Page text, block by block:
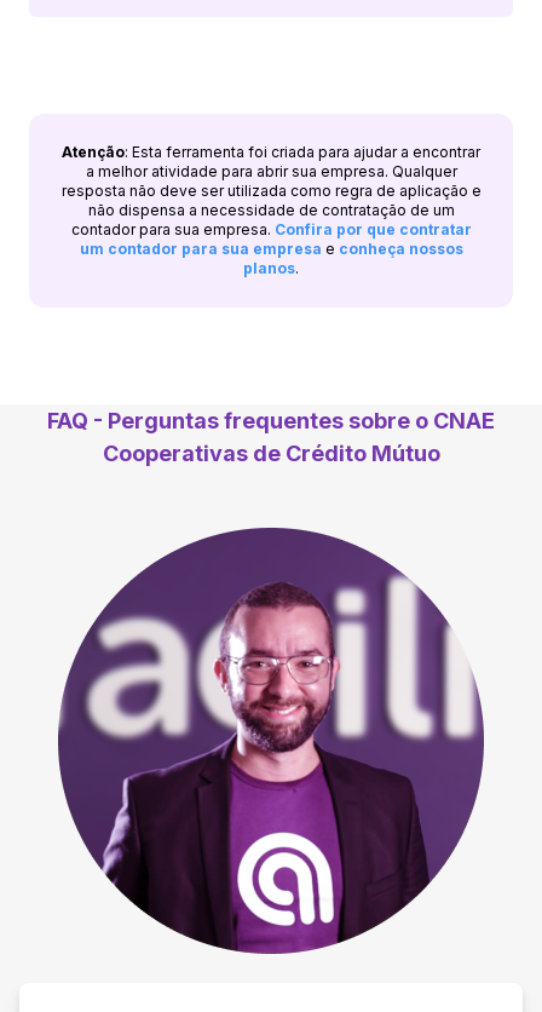
Atenção: Esta ferramenta foi criada para ajudar a encontrar
a melhor atividade para abrir sua empresa. Qualquer
resposta não deve ser utilizada como regra de aplicação e
não dispensa a necessidade de contratação de um
contador para sua empresa. Confira por que contratar
um contador para sua empresa e conheça nossos
planos.
FAQ - Perguntas frequentes sobre o CNAE
Cooperativas de Crédito Mútuo